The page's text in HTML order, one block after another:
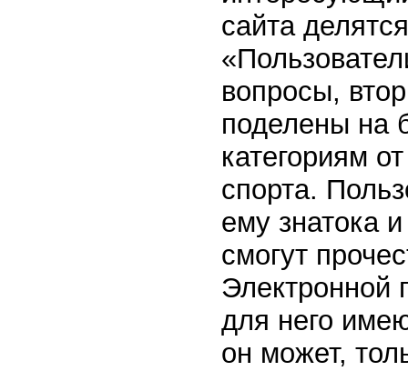
сайта
вопросы,
поделены на
категориям
спорта.
ему знатока
смогут
Электронной
для него
он может,